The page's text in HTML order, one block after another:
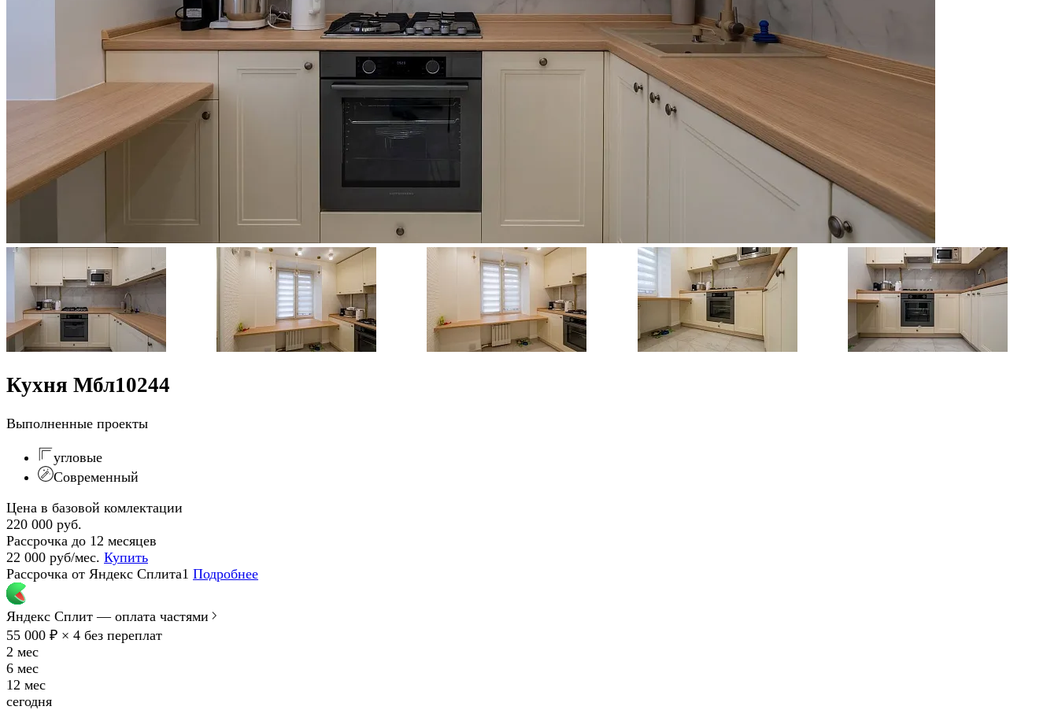
Кухня Мбл10244
Выполненные проекты
угловые
Современный
Цена в базовой комлектации
220 000 руб.
Рассрочка до 12 месяцев
22 000 руб/мес. Купить
Рассрочка от Яндекс Сплита1 Подробнее
Яндекс Сплит — оплата частями
55 000 ₽ × 4 без переплат
2 мес
6 мес
12 мес
сегодня